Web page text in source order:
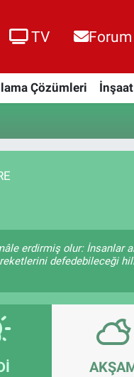
TV Forum
Çözümleri
erdirmiş olur: İnsanlar
defedebileceği